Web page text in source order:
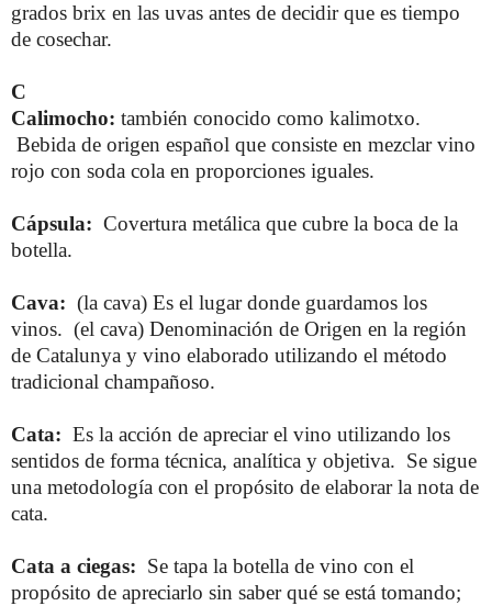
grados brix en las uvas antes de decidir que es tiempo
de cosechar.
C
Calimocho: también conocido como kalimotxo.
Bebida de origen español que consiste en mezclar vino
rojo con soda cola en proporciones iguales.
Cápsula: Covertura metálica que cubre la boca de la
botella.
Cava: (la cava) Es el lugar donde guardamos los
vinos. (el cava) Denominación de Origen en la región
de Catalunya y vino elaborado utilizando el método
tradicional champañoso.
Cata: Es la acción de apreciar el vino utilizando los
sentidos de forma técnica, analítica y objetiva. Se sigue
una metodología con el propósito de elaborar la nota de
cata.
Cata a ciegas: Se tapa la botella de vino con el
propósito de apreciarlo sin saber qué se está tomando;